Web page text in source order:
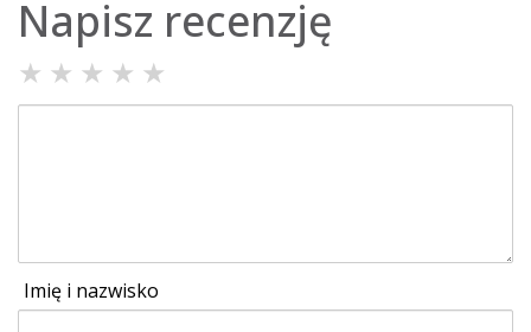
Napisz recenzję
★ ★ ★ ★ ★
Imię i nazwisko